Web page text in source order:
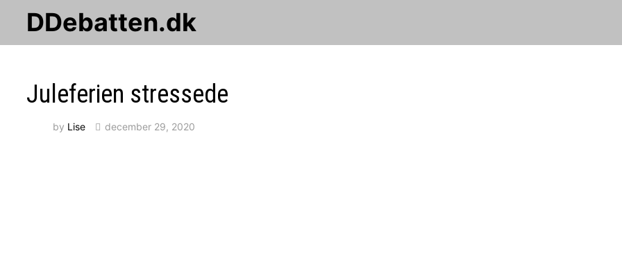
content
DDebatten.dk
Juleferien stressede
by Lise december 29, 2020